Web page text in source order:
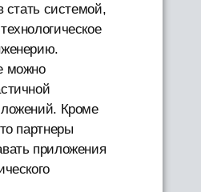
стать системой,
можно
Кроме
партнеры
приложения